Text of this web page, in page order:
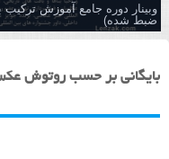
وبینار دوره جامع آموزش
ضبط شده)
بایگانی بر حسب روتوش